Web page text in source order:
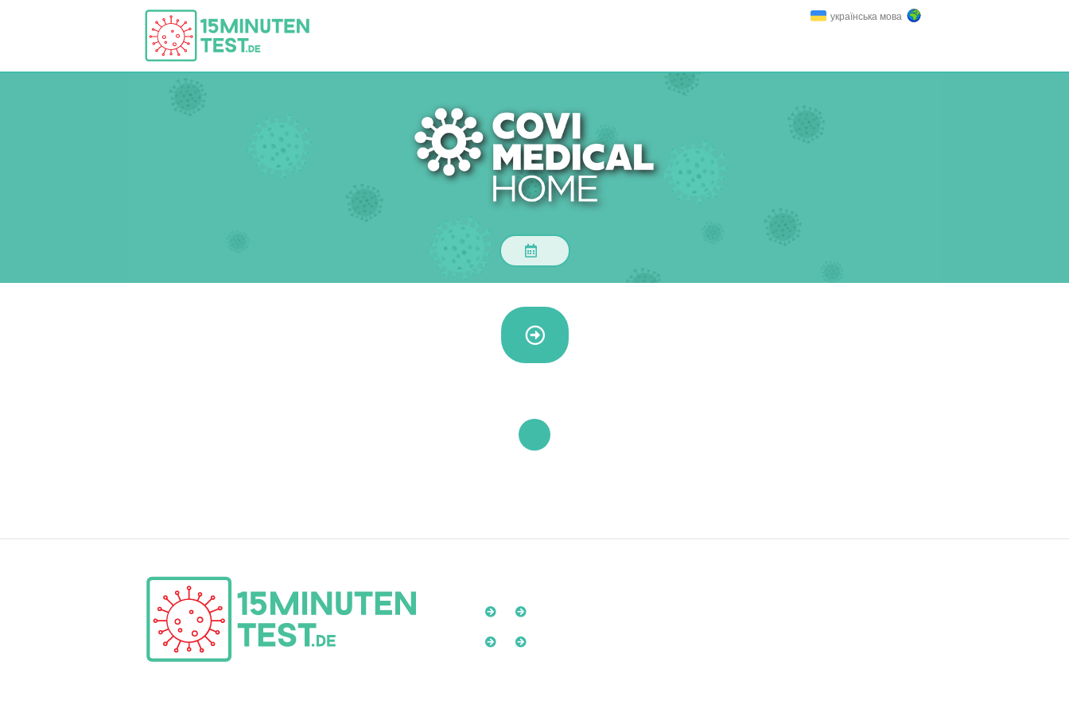
українська мова